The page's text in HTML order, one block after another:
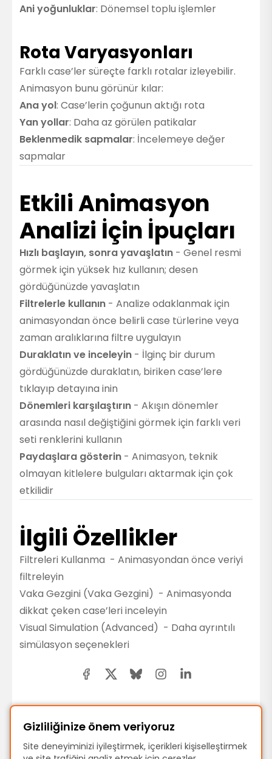
Ani yoğunluklar: Dönemsel toplu işlemler
Rota Varyasyonları
Farklı case’ler süreçte farklı rotalar izleyebilir.
Animasyon bunu görünür kılar:
Ana yol: Case’lerin çoğunun aktığı rota
Yan yollar: Daha az görülen patikalar
Beklenmedik sapmalar: İncelemeye değer
sapmalar
Etkili Animasyon
Analizi İçin İpuçları
Hızlı başlayın, sonra yavaşlatın - Genel resmi
görmek için yüksek hız kullanın; desen
gördüğünüzde yavaşlatın
Filtrelerle kullanın - Analize odaklanmak için
animasyondan önce belirli case türlerine veya
zaman aralıklarına filtre uygulayın
Duraklatın ve inceleyin - İlginç bir durum
gördüğünüzde duraklatın, biriken case’lere
tıklayıp detayına inin
Dönemleri karşılaştırın - Akışın dönemler
arasında nasıl değiştiğini görmek için farklı veri
seti renklerini kullanın
Paydaşlara gösterin - Animasyon, teknik
olmayan kitlelere bulguları aktarmak için çok
etkilidir
İlgili Özellikler
Filtreleri Kullanma - Animasyondan önce veriyi
filtreleyin
Vaka Gezgini (Vaka Gezgini) - Animasyonda
dikkat çeken case’leri inceleyin
Visual Simulation (Advanced) - Daha ayrıntılı
simülasyon seçenekleri
Önceki
Süreç Grafiğini Anlama
Gizliliğinize önem veriyoruz
Site deneyiminizi iyileştirmek, içerikleri kişiselleştirmek